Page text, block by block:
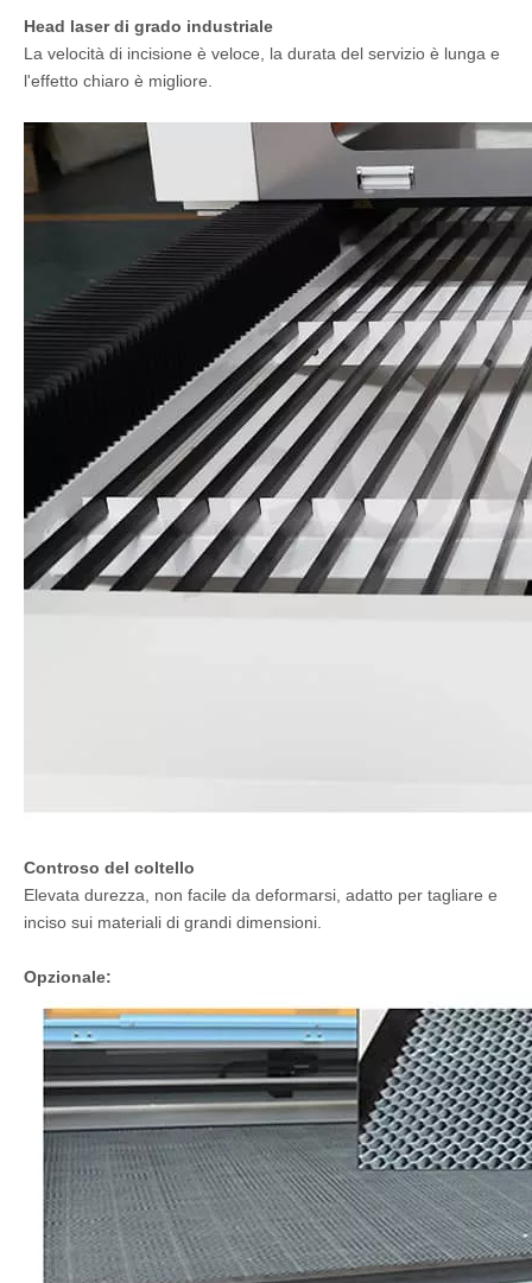
Head laser di grado industriale
La velocità di incisione è veloce, la durata del servizio è lunga e
l'effetto chiaro è migliore.
Controso del coltello
Elevata durezza, non facile da deformarsi, adatto per tagliare e
inciso sui materiali di grandi dimensioni.
Opzionale: